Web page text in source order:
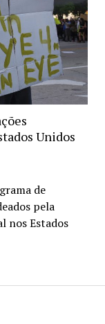
Unidos
de
pela
nos Estados